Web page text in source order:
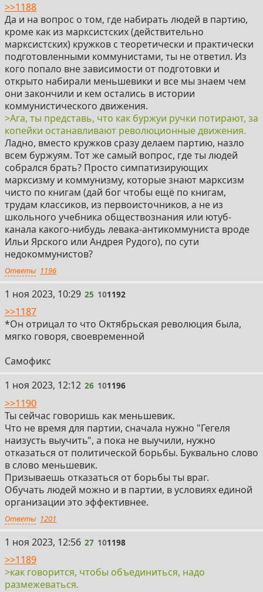
>>1188
Да и на вопрос о том, где набирать людей в партию,
кроме как из марксистских (действительно
марксистских) кружков с теоретически и практически
подготовленными коммунистами, ты не ответил. Из
кого попало вне зависимости от подготовки и
открыто набирали меньшевики и все мы знаем чем
они закончили и кем остались в истории
коммунистического движения.
>Ага, ты представь, что как буржуи ручки потирают, за
копейки останавливают революционные движения.
Ладно, вместо кружков сразу делаем партию, назло
всем буржуям. Тот же самый вопрос, где ты людей
собрался брать? Просто симпатизирующих
марксизму и коммунизму, которые знают марксизм
чисто по книгам (дай бог чтобы ещё по книгам,
трудам классиков, из первоисточников, а не из
школьного учебника обществознания или ютуб-
канала какого-нибудь левака-антикоммуниста вроде
Ильи Ярского или Андрея Рудого), по сути
недокоммунистов?
Ответы 1196
25
1 ноя 2023, 10:29 25 101192
>>1187
*Он отрицал то что Октябрьская революция была,
мягко говоря, своевременной
Самофикс
26
1 ноя 2023, 12:12 26 101196
>>1190
Ты сейчас говоришь как меньшевик.
Что не время для партии, сначала нужно "Гегеля
наизусть выучить", а пока не выучили, нужно
отказаться от политической борьбы. Буквально слово
в слово меньшевик.
Призываешь отказаться от борьбы ты враг.
Обучать людей можно и в партии, в условиях единой
организации это эффективнее.
Ответы 1201
27
1 ноя 2023, 12:56 27 101198
>>1189
>как говорится, чтобы объединиться, надо
размежеваться.